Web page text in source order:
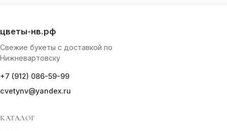
цветы-нв.рф
Свежие букеты с доставкой по
Нижневартовску
+7 (912) 086-59-99
cvetynv@yandex.ru
КАТАЛОГ